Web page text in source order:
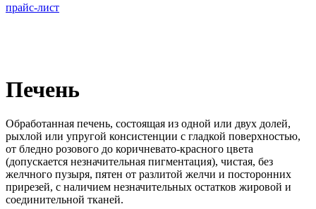
прайс-лист
Печень
Обработанная печень, состоящая из одной или двух долей,
рыхлой или упругой консистенции с гладкой поверхностью,
от бледно розового до коричневато-красного цвета
(допускается незначительная пигментация), чистая, без
желчного пузыря, пятен от разлитой желчи и посторонних
прирезей, с наличием незначительных остатков жировой и
соединительной тканей.